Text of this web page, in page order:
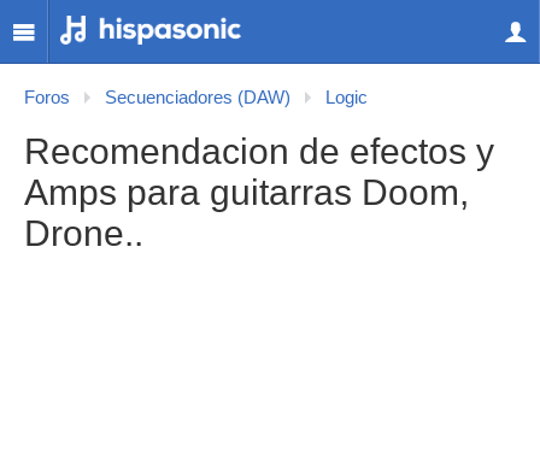
Foros Secuenciadores (DAW) Logic
Recomendacion de efectos y
Amps para guitarras Doom,
Drone..